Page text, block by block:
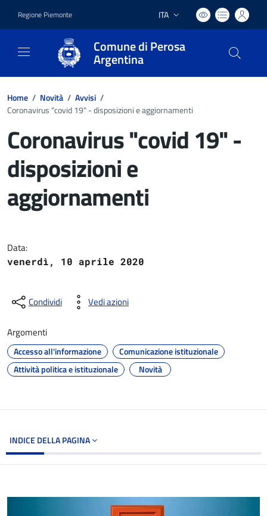
Regione Piemonte Lingua attiva:
ITA
Comune di Perosa
Argentina
Home / Novità / Avvisi /
Coronavirus "covid 19" - disposizioni e aggiornamenti
Coronavirus "covid 19" -
disposizioni e
aggiornamenti
Data:
venerdì, 10 aprile 2020
Condividi Vedi azioni
Argomenti
Accesso all'informazione
Comunicazione istituzionale
Attività politica e istituzionale
Novità
INDICE DELLA PAGINA